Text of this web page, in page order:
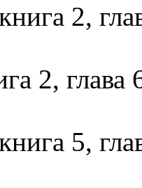
2,
2, глава
5,